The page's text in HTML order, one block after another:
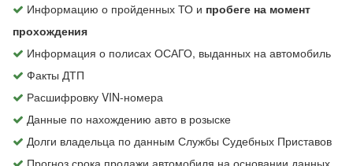
Информацию о пройденных ТО и пробеге на момент
прохождения
Информация о полисах ОСАГО, выданных на автомобиль
Факты ДТП
Расшифровку VIN-номера
Данные по нахождению авто в розыске
Долги владельца по данным Службы Судебных Приставов
Прогноз срока продажи автомобиля на основании данных